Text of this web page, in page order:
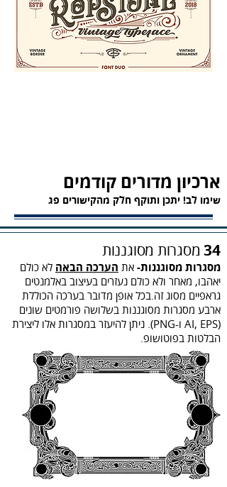
ארכיון מדורים קודמים
שימו לב! יתכן ותוקף חלק מהקישורים פג
34מסגרות מסוגננות
מסגרות מסוגננות- את הערכה הבאה לא כולם
יאהבו, מאחר ולא כולם נעזרים בעיצוב באלמנטים
גראפיים מסוג זה.בכל אופן מדובר בערכה הכוללת
ארבע מסגרות מסוגננות בשלושה פורמטים שונים
(AI, EPS ו-PNG). ניתן להיעזר במסגרות אלו ליצירת
הבלטות בפוטושופ.